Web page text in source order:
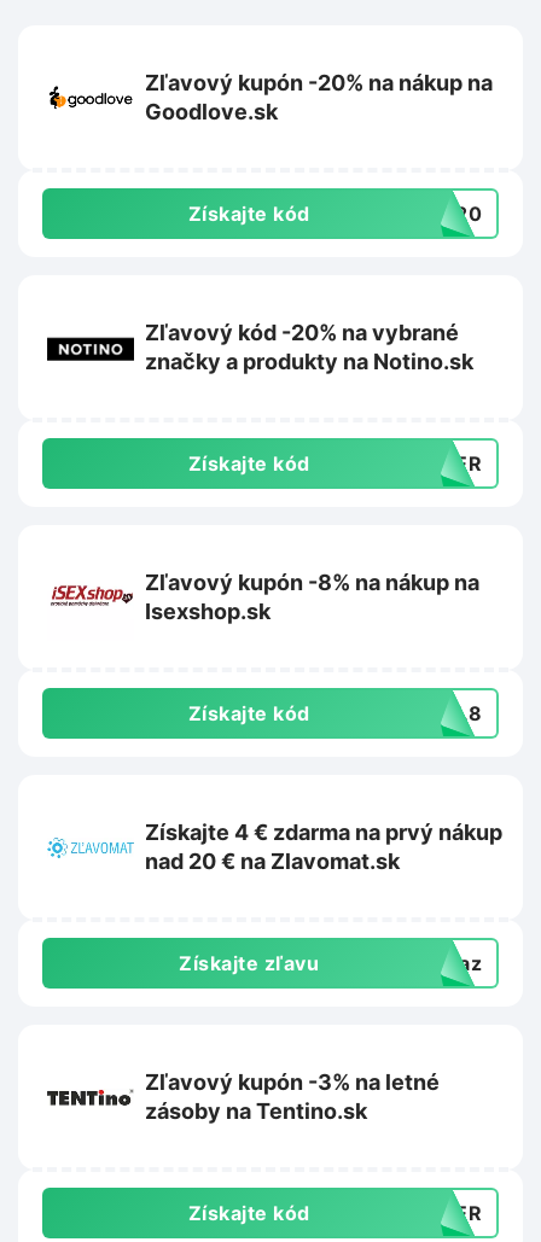
Zľavový kupón -20% na nákup na
Goodlove.sk
Získajte kód TO20
Zľavový kód -20% na vybrané
značky a produkty na Notino.sk
Získajte kód MMER
Zľavový kupón -8% na nákup na
Isexshop.sk
Získajte kód AFL8
Získajte 4 € zdarma na prvý nákup
nad 20 € na Zlavomat.sk
Získajte zľavu dkaz
Zľavový kupón -3% na letné
zásoby na Tentino.sk
Získajte kód MBER